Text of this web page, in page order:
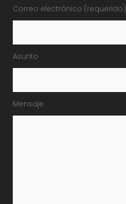
Correo electrónico (requerido)
Asunto
Mensaje